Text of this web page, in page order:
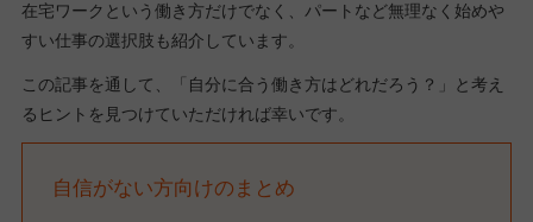
在宅ワークという働き方だけでなく、パートなど無理なく始めや
すい仕事の選択肢も紹介しています。
この記事を通して、「自分に合う働き方はどれだろう？」と考え
るヒントを見つけていただければ幸いです。
自信がない方向けのまとめ